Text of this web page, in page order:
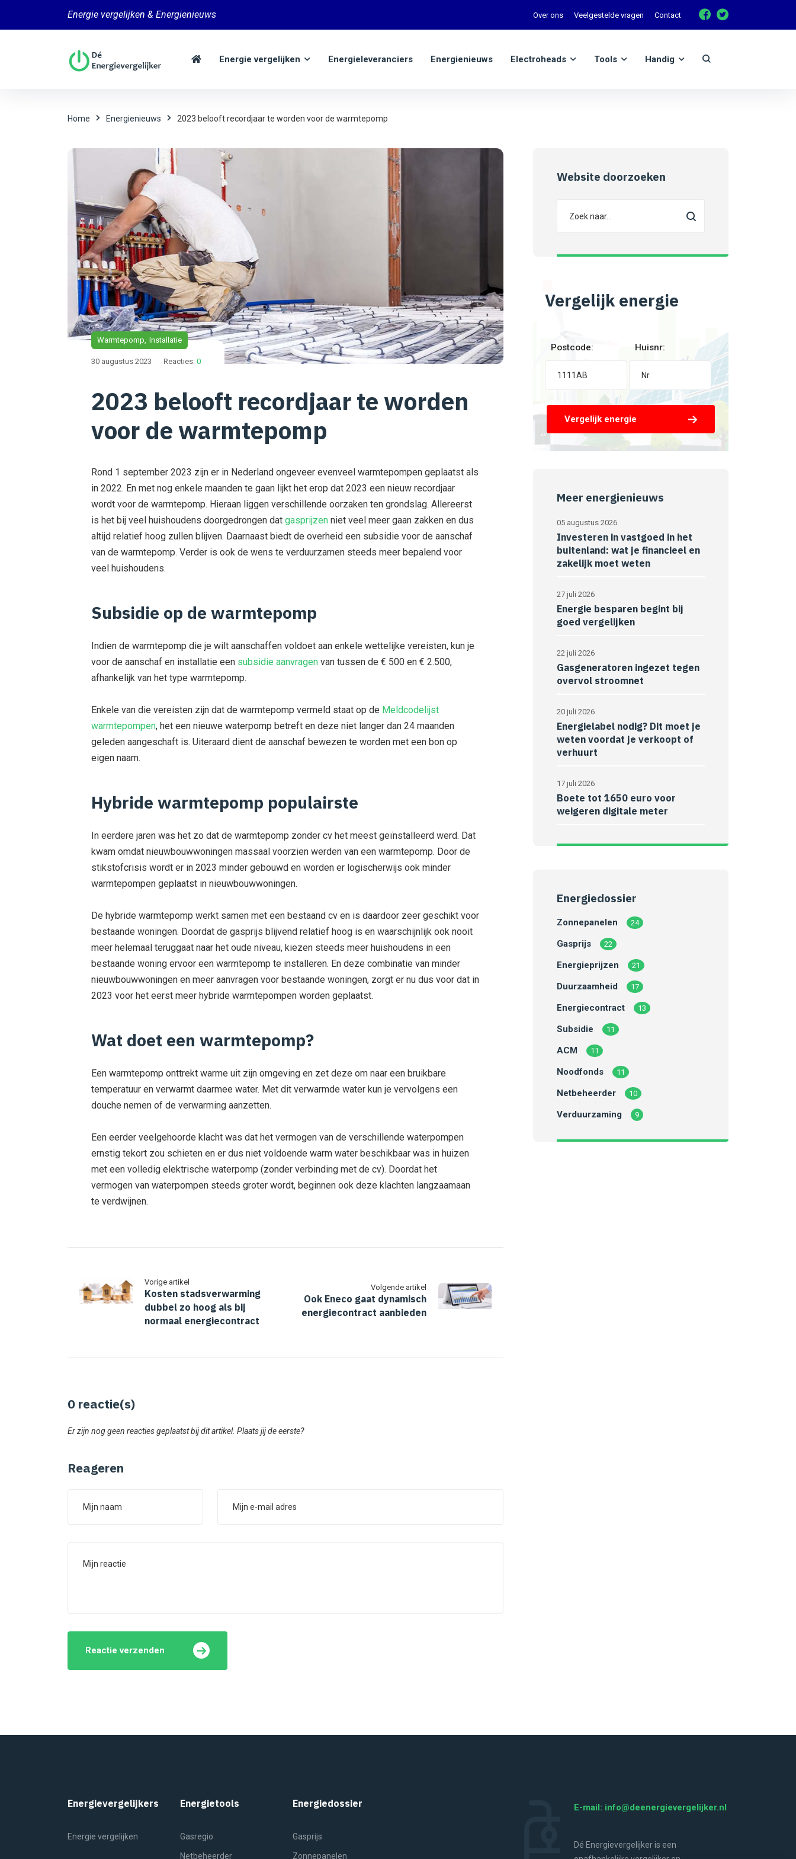
Energie vergelijken & Energienieuws Over ons Veelgestelde vragen Contact
Energie vergelijken Energieleveranciers Energienieuws Electroheads Tools Handig
Home Energienieuws 2023 belooft recordjaar te worden voor de warmtepomp
Warmtepomp Installatie
30 augustus 2023 Reacties: 0
2023 belooft recordjaar te worden
voor de warmtepomp
Rond 1 september 2023 zijn er in Nederland ongeveer evenveel warmtepompen geplaatst als
in 2022. En met nog enkele maanden te gaan lijkt het erop dat 2023 een nieuw recordjaar
wordt voor de warmtepomp. Hieraan liggen verschillende oorzaken ten grondslag. Allereerst
is het bij veel huishoudens doorgedrongen dat gasprijzen niet veel meer gaan zakken en dus
altijd relatief hoog zullen blijven. Daarnaast biedt de overheid een subsidie voor de aanschaf
van de warmtepomp. Verder is ook de wens te verduurzamen steeds meer bepalend voor
veel huishoudens.
Subsidie op de warmtepomp
Indien de warmtepomp die je wilt aanschaffen voldoet aan enkele wettelijke vereisten, kun je
voor de aanschaf en installatie een subsidie aanvragen van tussen de € 500 en € 2.500,
afhankelijk van het type warmtepomp.
Enkele van die vereisten zijn dat de warmtepomp vermeld staat op de Meldcodelijst
warmtepompen, het een nieuwe waterpomp betreft en deze niet langer dan 24 maanden
geleden aangeschaft is. Uiteraard dient de aanschaf bewezen te worden met een bon op
eigen naam.
Hybride warmtepomp populairste
In eerdere jaren was het zo dat de warmtepomp zonder cv het meest geïnstalleerd werd. Dat
kwam omdat nieuwbouwwoningen massaal voorzien werden van een warmtepomp. Door de
stikstofcrisis wordt er in 2023 minder gebouwd en worden er logischerwijs ook minder
warmtepompen geplaatst in nieuwbouwwoningen.
De hybride warmtepomp werkt samen met een bestaand cv en is daardoor zeer geschikt voor
bestaande woningen. Doordat de gasprijs blijvend relatief hoog is en waarschijnlijk ook nooit
meer helemaal teruggaat naar het oude niveau, kiezen steeds meer huishoudens in een
bestaande woning ervoor een warmtepomp te installeren. En deze combinatie van minder
nieuwbouwwoningen en meer aanvragen voor bestaande woningen, zorgt er nu dus voor dat in
2023 voor het eerst meer hybride warmtepompen worden geplaatst.
Wat doet een warmtepomp?
Een warmtepomp onttrekt warme uit zijn omgeving en zet deze om naar een bruikbare
temperatuur en verwarmt daarmee water. Met dit verwarmde water kun je vervolgens een
douche nemen of de verwarming aanzetten.
Een eerder veelgehoorde klacht was dat het vermogen van de verschillende waterpompen
ernstig tekort zou schieten en er dus niet voldoende warm water beschikbaar was in huizen
met een volledig elektrische waterpomp (zonder verbinding met de cv). Doordat het
vermogen van waterpompen steeds groter wordt, beginnen ook deze klachten langzaamaan
te verdwijnen.
Vorige artikel
Kosten stadsverwarming
dubbel zo hoog als bij
normaal energiecontract
Volgende artikel
Ook Eneco gaat dynamisch
energiecontract aanbieden
0 reactie(s)
Er zijn nog geen reacties geplaatst bij dit artikel. Plaats jij de eerste?
Reageren
Reactie verzenden
Website doorzoeken
Vergelijk energie
Postcode: Huisnr:
Vergelijk energie
Meer energienieuws
05 augustus 2026
Investeren in vastgoed in het
buitenland: wat je financieel en
zakelijk moet weten
27 juli 2026
Energie besparen begint bij
goed vergelijken
22 juli 2026
Gasgeneratoren ingezet tegen
overvol stroomnet
20 juli 2026
Energielabel nodig? Dit moet je
weten voordat je verkoopt of
verhuurt
17 juli 2026
Boete tot 1650 euro voor
weigeren digitale meter
Energiedossier
Zonnepanelen 24
Gasprijs 22
Energieprijzen 21
Duurzaamheid 17
Energiecontract 13
Subsidie 11
ACM 11
Noodfonds 11
Netbeheerder 10
Verduurzaming 9
Energievergelijkers
Energie vergelijken
Energietools
Gasregio
Netbeheerder
Energiedossier
Gasprijs
Zonnepanelen
E-mail: info@deenergievergelijker.nl
Dé Energievergelijker is een